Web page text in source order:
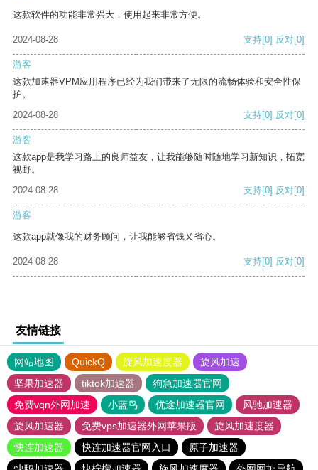
这款软件的功能非常强大，使用起来非常方便。
2024-08-28 支持[0] 反对[0]
游客
这款加速器VPM应用程序已经为我们带来了无限的流畅体验和安全性保
护。
2024-08-28
支持[0] 反对[0]
游客
这款app是我学习路上的良师益友，让我能够随时随地学习新知识，拓宽
视野。
2024-08-28
支持[0] 反对[0]
游客
这款app就像我的财务顾问，让我能够省钱又省心。
2024-08-28 支持[0] 反对[0]
友情链接
网站地图 QuickQ 旋风加速度器
旋风加速
坚果加速器
tiktok加速器
狗急加速器官网
免费vqn外网加速
小蓝鸟 优途加速器官网
风驰加速器
旋风加速器
免费vps加速器外网苹果版
旋风加速度器
快连加速器
快连加速器官网入口
原子加速器